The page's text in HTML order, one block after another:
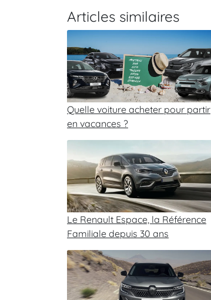
Articles similaires
Quelle voiture acheter pour partir
en vacances ?
Le Renault Espace, la Référence
Familiale depuis 30 ans